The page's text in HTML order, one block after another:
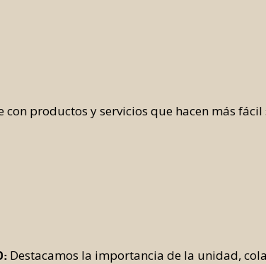
con productos y servicios que hacen más
Destacamos la importancia de la unidad,